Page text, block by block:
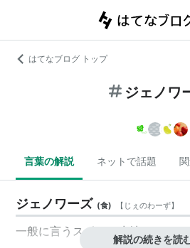
はてなブログ トップ
ジェノワ
言葉の解説 ネットで話題
ジェノワーズ (食) 【 じぇのわーず】
一般に言うスポンジ生地のこと。
解説の続きを読